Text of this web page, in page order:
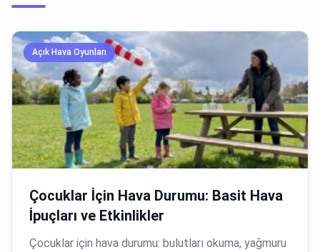
Açık Hava Oyunları
Çocuklar İçin Hava Durumu: Basit Hava
İpuçları ve Etkinlikler
Çocuklar için hava durumu: bulutları okuma, yağmuru